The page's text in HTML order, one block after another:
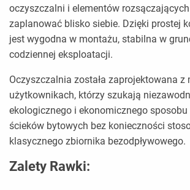
oczyszczalni i elementów
zaplanować blisko siebie. Dzięki prostej
jest wygodna w montażu, stabilna w
codziennej eksploatacji.
Oczyszczalnia została zaprojektowana z
użytkownikach, którzy szukają
ekologicznego i ekonomicznego
ścieków bytowych bez konieczności
klasycznego zbiornika bezodpływowego.
Zalety Rawki: